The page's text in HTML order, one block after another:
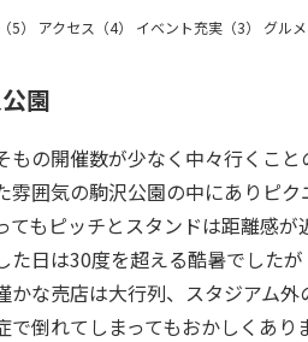
5） アクセス（4） イベント充実（3） グルメ
園
もの開催数が少なく中々行くこ
雰囲気の駒沢公園の中にありピ
てもピッチとスタンドは距離感が
た日は30度を超える酷暑でした
かな売店は大行列、スタジアム
で倒れてしまってもおかしくあ